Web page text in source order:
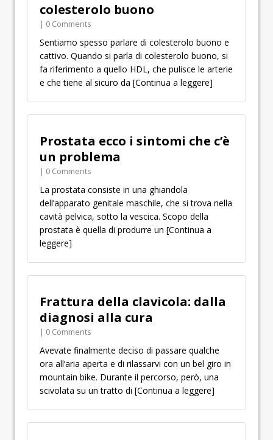
colesterolo buono
| 0 Comments
Sentiamo spesso parlare di colesterolo buono e
cattivo. Quando si parla di colesterolo buono, si
fa riferimento a quello HDL, che pulisce le arterie
e che tiene al sicuro da [Continua a leggere]
Prostata ecco i sintomi che c’è
un problema
| 0 Comments
La prostata consiste in una ghiandola
dell’apparato genitale maschile, che si trova nella
cavità pelvica, sotto la vescica. Scopo della
prostata è quella di produrre un [Continua a
leggere]
Frattura della clavicola: dalla
diagnosi alla cura
| 0 Comments
Avevate finalmente deciso di passare qualche
ora all’aria aperta e di rilassarvi con un bel giro in
mountain bike. Durante il percorso, però, una
scivolata su un tratto di [Continua a leggere]